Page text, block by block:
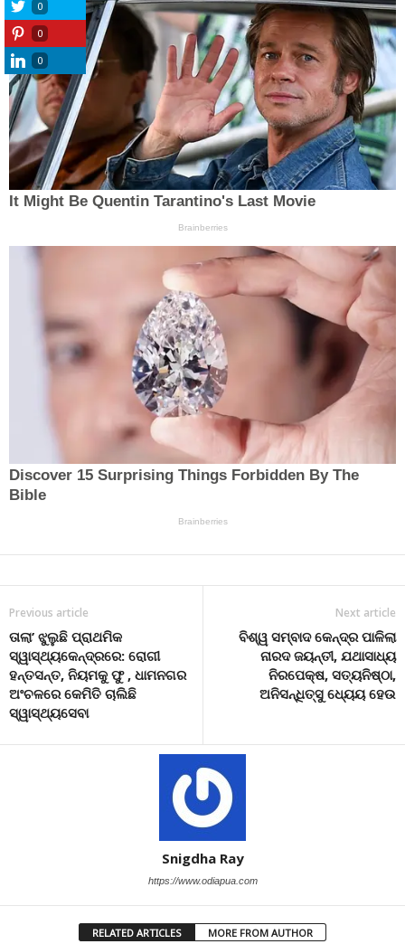
Previous article
ତାଲା’ ଝୁଲୁଛି ପ୍ରାଥମିକ
ସ୍ୱାସ୍ଥ୍ୟକେନ୍ଦ୍ରରେ: ରୋଗୀ
ହନ୍ତସନ୍ତ, ନିୟମକୁ ଫୁ , ଧାମନଗର
ଅଂଚଳରେ କେମିତି ଚାଲିଛି
ସ୍ୱାସ୍ଥ୍ୟସେବା
Next article
ବିଶ୍ୱ ସମ୍ବାଦ କେନ୍ଦ୍ର ପାଳିଲା
ନାରଦ ଜୟନ୍ତୀ, ଯଥାସାଧ୍ୟ
ନିରପେକ୍ଷ, ସତ୍ୟନିଷ୍ଠା,
ଅନିସନ୍ଧିତ୍ସୁ ଧ୍ୟେୟ ହେଉ
Snigdha Ray
https://www.odiapua.com
RELATED ARTICLES MORE FROM AUTHOR
0
0
0